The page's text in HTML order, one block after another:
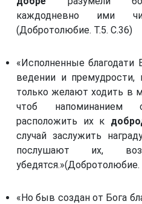
каждодневно ими
(Добротолюбие. Т.5. С.36)
«Исполненные
ведении и премудрости,
только желают ходить в
чтоб напоминанием
расположить их к
случай заслужить
послушают их,
убедятся.»(Добротолюбие.
«Но быв создан от Бога